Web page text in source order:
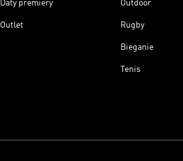
Daty premiery
Outlet
Outdoor
Rugby
Bieganie
Tenis